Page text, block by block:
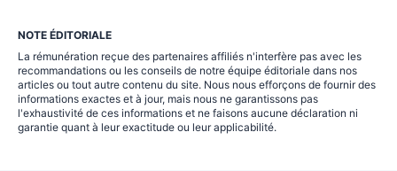
NOTE ÉDITORIALE
La rémunération reçue des partenaires affiliés n'interfère pas avec les
recommandations ou les conseils de notre équipe éditoriale dans nos
articles ou tout autre contenu du site. Nous nous efforçons de fournir des
informations exactes et à jour, mais nous ne garantissons pas
l'exhaustivité de ces informations et ne faisons aucune déclaration ni
garantie quant à leur exactitude ou leur applicabilité.